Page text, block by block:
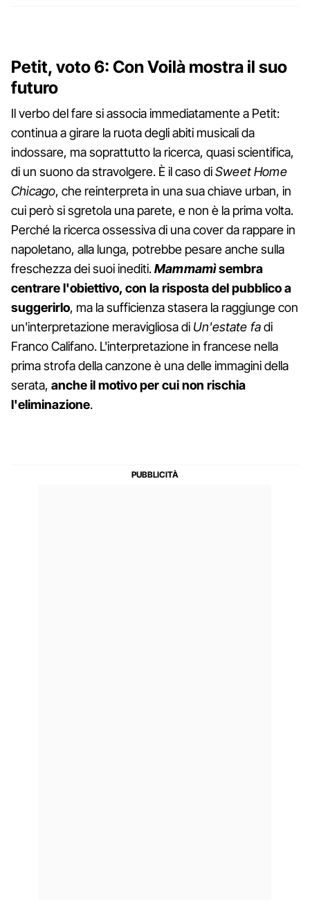
Petit, voto 6: Con Voilà mostra il suo
futuro
Il verbo del fare si associa immediatamente a Petit:
continua a girare la ruota degli abiti musicali da
indossare, ma soprattutto la ricerca, quasi scientifica,
di un suono da stravolgere. È il caso diSweet Home
Chicago, che reinterpreta in una sua chiave urban, in
cui però si sgretola una parete, e non è la prima volta.
Perché la ricerca ossessiva di una cover da rappare in
napoletano, alla lunga, potrebbe pesare anche sulla
freschezza dei suoi inediti.Mammamìsembra
centrare l'obiettivo, con la risposta del pubblico a
suggerirlo, ma la sufficienza stasera la raggiunge con
un'interpretazione meravigliosa di Un'estate fadi
Franco Califano. L'interpretazione in francese nella
prima strofa della canzone è una delle immagini della
serata, anche il motivo per cui non rischia
l'eliminazione.